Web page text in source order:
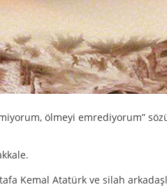
ölmeyi emrediyorum”
Kemal Atatürk ve silah